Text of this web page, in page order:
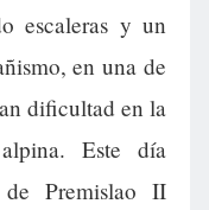
escaleras y un
en una de
dificultad en la
Este día
Premislao II